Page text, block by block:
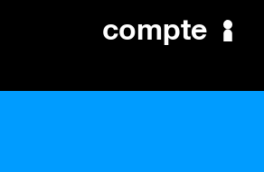
compte